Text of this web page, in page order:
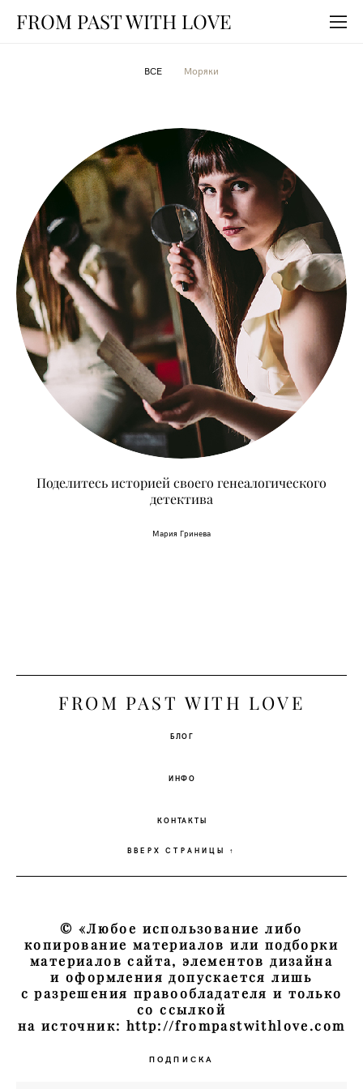
FROM PAST WITH LOVE
ВСЕ Моряки
Поделитесь историей своего генеалогического
детектива
Мария Гринева
FROM PAST WITH LOVE
БЛОГ
ИНФО
КОНТАКТЫ
ВВЕРХ СТРАНИЦЫ ↑
© «Любое использование либо
копирование материалов или подборки
материалов сайта, элементов дизайна
и оформления допускается лишь
с разрешения правообладателя и только
со ссылкой
на источник: http://frompastwithlove.com
ПОДПИСКА